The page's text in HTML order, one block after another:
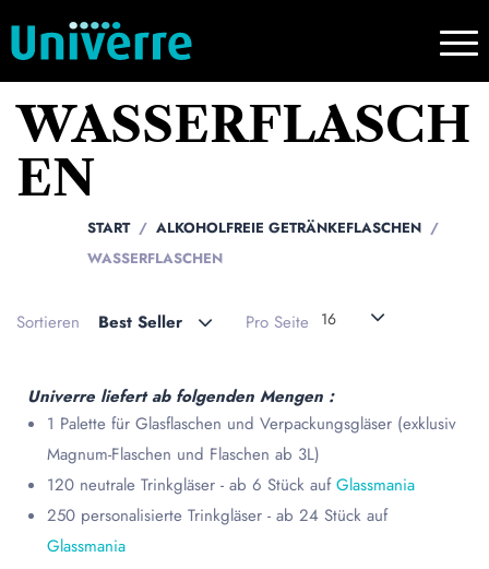
WASSERFLASCH
EN
START
ALKOHOLFREIE GETRÄNKEFLASCHEN
WASSERFLASCHEN
Sortieren Best Seller Pro Seite 16
Univerre liefert ab folgenden Mengen :
1 Palette für Glasflaschen und Verpackungsgläser (exklusiv
Magnum-Flaschen und Flaschen ab 3L)
120 neutrale Trinkgläser - ab 6 Stück aufGlassmania
250 personalisierte Trinkgläser - ab 24 Stück auf
Glassmania